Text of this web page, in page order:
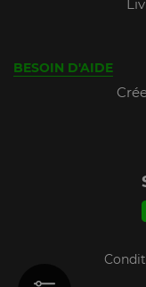
BESOIN D'AIDE